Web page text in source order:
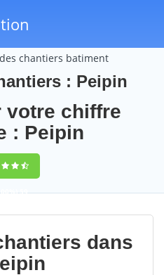
chantiers batiment
: Peipin
votre chiffre
: Peipin
59
dans